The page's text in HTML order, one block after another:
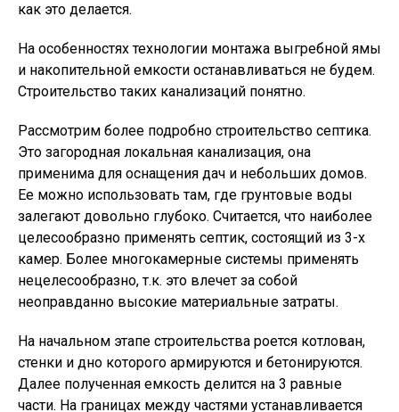
как это делается.
На особенностях технологии монтажа выгребной ямы
и накопительной емкости останавливаться не будем.
Строительство таких канализаций понятно.
Рассмотрим более подробно строительство септика.
Это загородная локальная канализация, она
применима для оснащения дач и небольших домов.
Ее можно использовать там, где грунтовые воды
залегают довольно глубоко. Считается, что наиболее
целесообразно применять септик, состоящий из 3-х
камер. Более многокамерные системы применять
нецелесообразно, т.к. это влечет за собой
неоправданно высокие материальные затраты.
На начальном этапе строительства роется котлован,
стенки и дно которого армируются и бетонируются.
Далее полученная емкость делится на 3 равные
части. На границах между частями устанавливается